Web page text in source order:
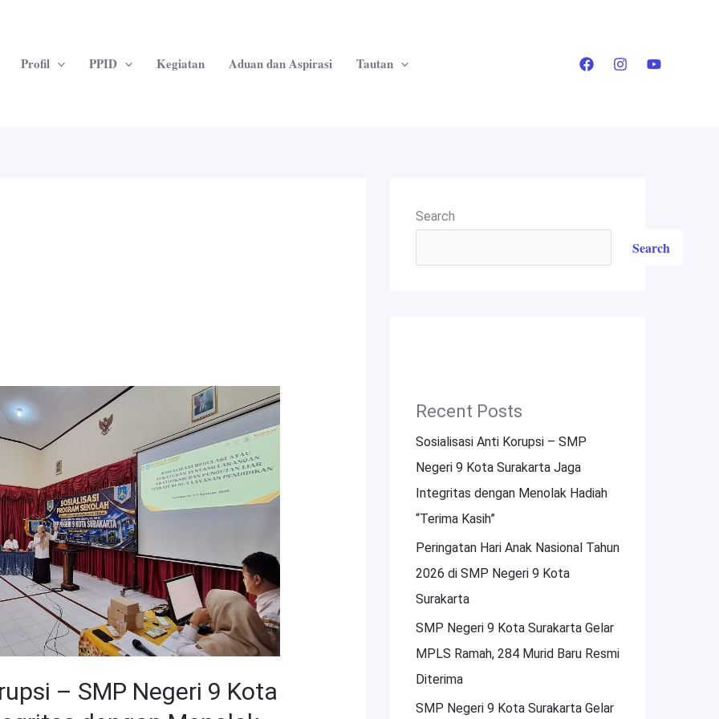
Profil PPID Kegiatan Aduan dan Aspirasi Tautan
– SMP Negeri 9 Kota
Search
Search
Recent Posts
Sosialisasi Anti Korupsi – SMP
Negeri 9 Kota Surakarta Jaga
Integritas dengan Menolak Hadiah
“Terima Kasih”
Peringatan Hari Anak Nasional Tahun
2026 di SMP Negeri 9 Kota
Surakarta
SMP Negeri 9 Kota Surakarta Gelar
MPLS Ramah, 284 Murid Baru Resmi
Diterima
SMP Negeri 9 Kota Surakarta Gelar